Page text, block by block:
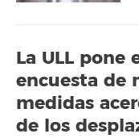
La ULL pone
encuesta de
medidas
de los